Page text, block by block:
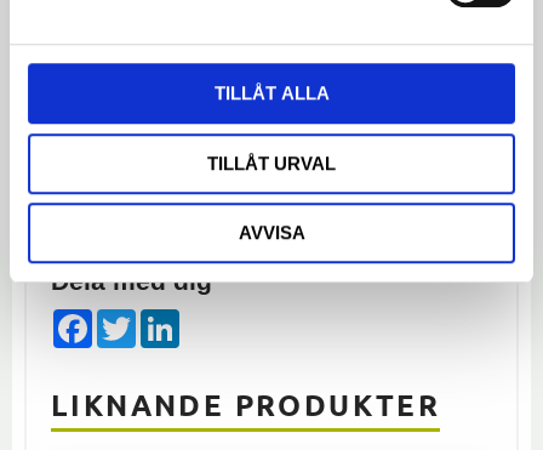
TILLÅT ALLA
TILLÅT URVAL
AVVISA
Dela med dig
Facebook
Twitter
Bli den första att lämna ett omdöme.
LIKNANDE PRODUKTER